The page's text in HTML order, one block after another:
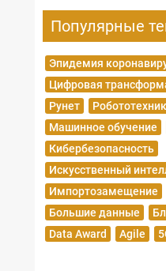
Популярные
Эпидемия
Цифровая
Рунет
Машинное обучение
Кибербезопасность
Искусственный
Импортозамещение
Большие данные
Data Award
Agile